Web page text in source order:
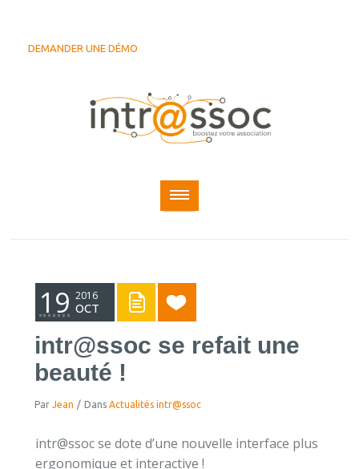
DEMANDER UNE DÉMO
19 2016
OCT
intr@ssoc se refait une
beauté !
ParJean / DansActualités intr@ssoc
intr@ssoc se dote d’une nouvelle interface plus
ergonomique et interactive !